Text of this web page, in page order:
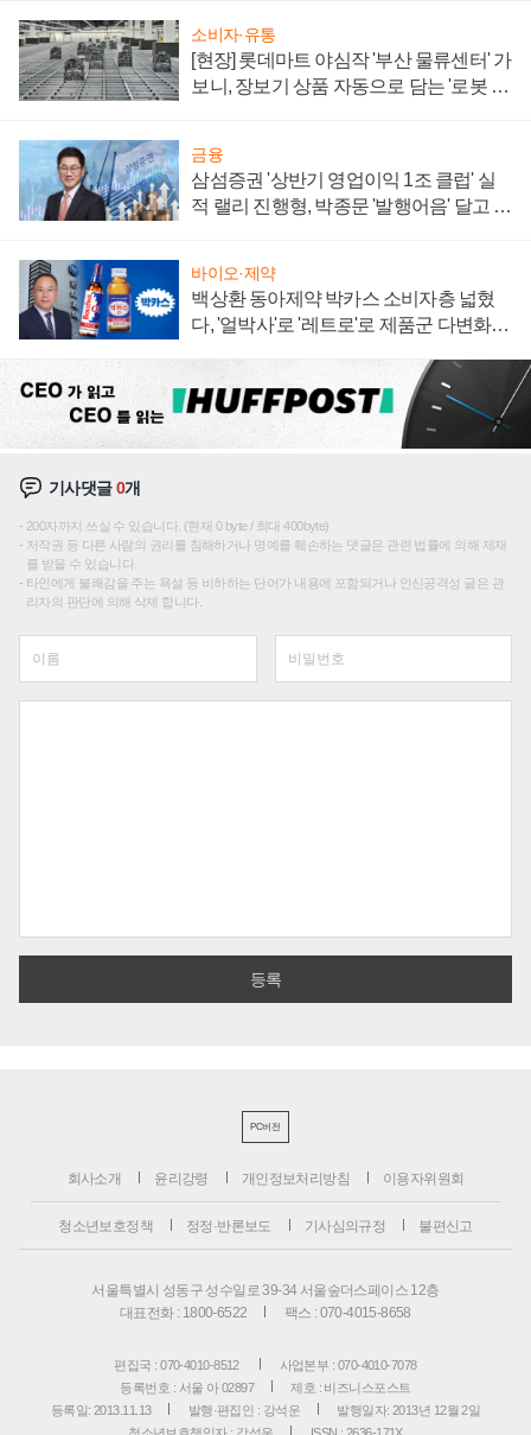
소비자·유통
[현장] 롯데마트 야심작 '부산 물류센터' 가
보니, 장보기 상품 자동으로 담는 '로봇 40
금융
삼섬증권 '상반기 영업이익 1조 클럽' 실
적 랠리 진행형, 박종문 '발행어음' 달고 연
바이오·제약
백상환 동아제약 박카스 소비자층 넓혔
다, '얼박사'로 '레트로'로 제품군 다변화
기사댓글0개
200자까지 쓰실 수 있습니다. (현재 0 byte / 최대 400byte)
저작권 등 다른 사람의 권리를 침해하거나 명예를 훼손하는 댓글은 관련 법률에 의해 제재
를 받을 수 있습니다.
타인에게 불쾌감을 주는 욕설 등 비하하는 단어가 내용에 포함되거나 인신공격성 글은 관
리자의 판단에 의해 삭제 합니다.
PC버전
회사소개 윤리강령 개인정보처리방침 이용자위원회
청소년보호정책 정정·반론보도 기사심의규정 불편신고
서울특별시 성동구 성수일로 39-34 서울숲더스페이스 12층
대표전화 : 1800-6522
팩스 : 070-4015-8658
편집국 : 070-4010-8512
사업본부 : 070-4010-7078
등록번호 : 서울 아 02897
제호 : 비즈니스포스트
등록일: 2013.11.13
발행·편집인 : 강석운
발행일자: 2013년 12월 2일